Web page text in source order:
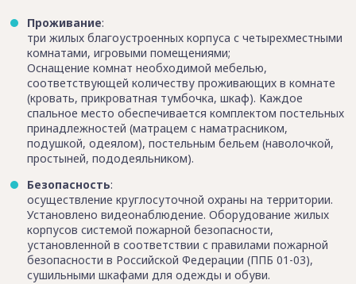
Проживание:
три жилых благоустроенных корпуса с четырехместными
комнатами, игровыми помещениями;
Оснащение комнат необходимой мебелью,
соответствующей количеству проживающих в комнате
(кровать, прикроватная тумбочка, шкаф). Каждое
спальное место обеспечивается комплектом постельных
принадлежностей (матрацем с наматрасником,
подушкой, одеялом), постельным бельем (наволочкой,
простыней, пододеяльником).
Безопасность:
осуществление круглосуточной охраны на территории.
Установлено видеонаблюдение. Оборудование жилых
корпусов системой пожарной безопасности,
установленной в соответствии с правилами пожарной
безопасности в Российской Федерации (ППБ 01-03),
сушильными шкафами для одежды и обуви.